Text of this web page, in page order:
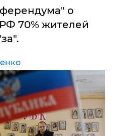
о
70% жителей